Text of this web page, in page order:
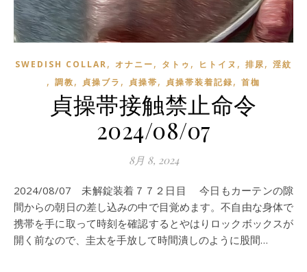
SWEDISH COLLAR, オナニー, タトゥ , ヒトイヌ , 排尿, 淫紋
, 調教, 貞操ブラ , 貞操帯, 貞操帯装着記録, 首枷
貞操帯接触禁止命令
2024/08/07
8月 8, 2024
2024/08/07 未解錠装着７７２日目 今日もカーテンの隙
間からの朝日の差し込みの中で目覚めます。不自由な身体で
携帯を手に取って時刻を確認するとやはりロックボックスが
開く前なので、圭太を手放して時間潰しのように股間…